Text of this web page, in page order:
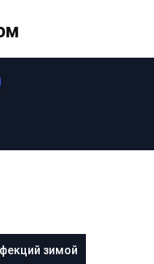
зимой